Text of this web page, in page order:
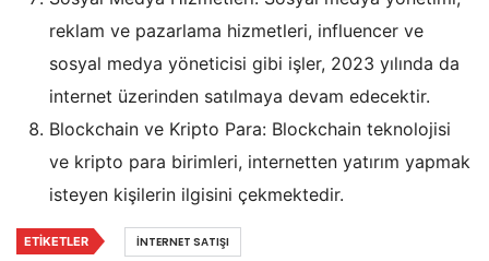
reklam ve pazarlama hizmetleri, influencer ve
sosyal medya yöneticisi gibi işler, 2023 yılında da
internet üzerinden satılmaya devam edecektir.
Blockchain ve Kripto Para: Blockchain teknolojisi
ve kripto para birimleri, internetten yatırım yapmak
isteyen kişilerin ilgisini çekmektedir.
ETIKETLER INTERNET SATIŞI